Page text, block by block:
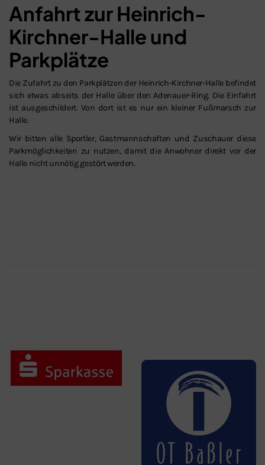
Anfahrt zur Heinrich-
Kirchner-Halle und
Parkplätze
Die Zufahrt zu den Parkplätzen der Heinrich-Kirchner-Halle befindet
sich etwas abseits der Halle über den Adenauer-Ring. Die Einfahrt
ist ausgeschildert. Von dort ist es nur ein kleiner Fußmarsch zur
Halle.
Wir bitten alle Sportler, Gastmannschaften und Zuschauer diese
Parkmöglichkeiten zu nutzen, damit die Anwohner direkt vor der
Halle nicht unnötig gestört werden.